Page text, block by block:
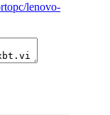
lenovo-